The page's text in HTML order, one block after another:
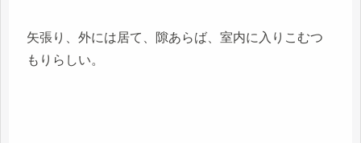
矢張り、外には居て、隙あらば、室内に入りこむつ
もりらしい。